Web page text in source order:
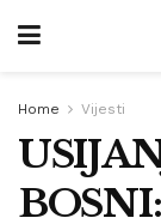
Home Vijesti